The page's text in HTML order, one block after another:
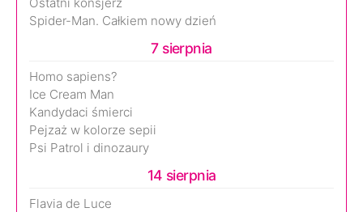
Spider-Man. Całkiem nowy dzień
7 sierpnia
Homo sapiens?
Ice Cream Man
Kandydaci śmierci
Pejzaż w kolorze sepii
Psi Patrol i dinozaury
14 sierpnia
Flavia de Luce